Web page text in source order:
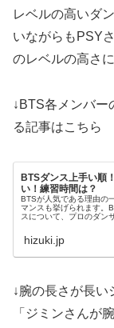
レベルの高いダ
いながらもPSY
のレベルの高さ
↓BTS各メンバー
る記事はこちら
BTSダンス上手い順
い！練習時間は？
BTSが人気である理由の
マンスも挙げられます。
スについて、プロのダン
ンバーのダンスここがす
hizuki.jp
↓腕の長さが長
「ジミンさんが